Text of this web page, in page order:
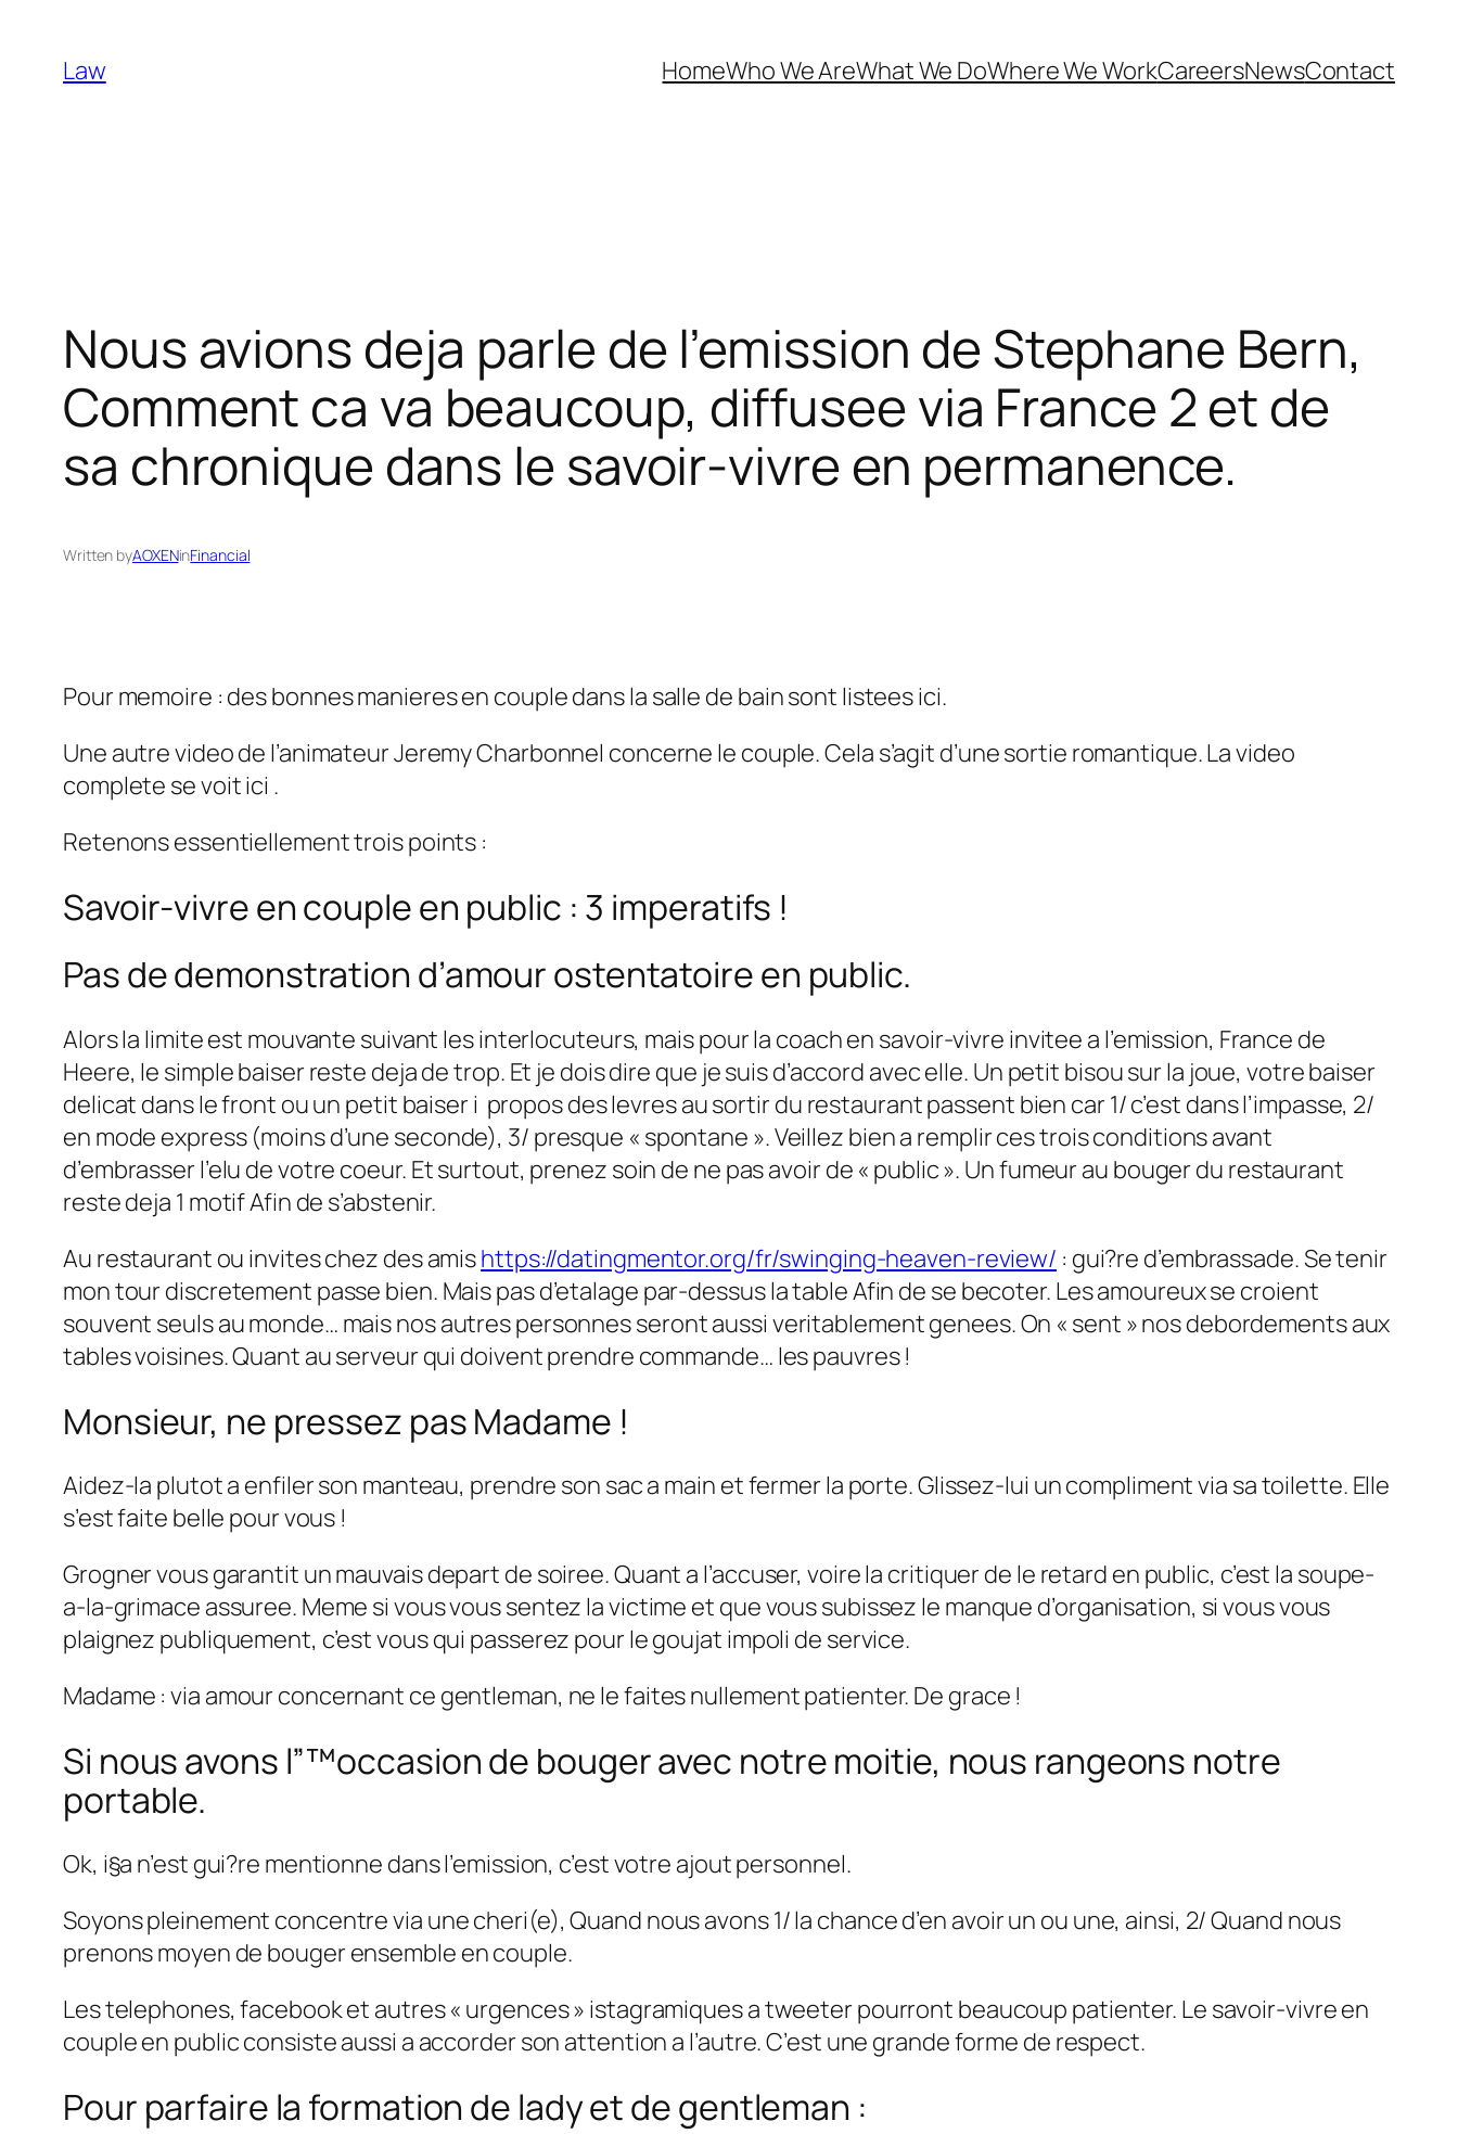
content
Law HomeWho We AreWhat We DoWhere We WorkCareersNewsContact
Nous avions deja parle de l’emission de Stephane Bern,
Comment ca va beaucoup, diffusee via France 2 et de
sa chronique dans le savoir-vivre en permanence.
Written byAOXENinFinancial
Pour memoire : des bonnes manieres en couple dans la salle de bain sont listees ici.
Une autre video de l’animateur Jeremy Charbonnel concerne le couple. Cela s’agit d’une sortie romantique. La video
complete se voit ici .
Retenons essentiellement trois points :
Savoir-vivre en couple en public : 3 imperatifs !
Pas de demonstration d’amour ostentatoire en public.
Alors la limite est mouvante suivant les interlocuteurs, mais pour la coach en savoir-vivre invitee a l’emission, France de
Heere, le simple baiser reste deja de trop. Et je dois dire que je suis d’accord avec elle. Un petit bisou sur la joue, votre baiser
delicat dans le front ou un petit baiser i propos des levres au sortir du restaurant passent bien car 1/ c’est dans l’impasse, 2/
en mode express (moins d’une seconde), 3/ presque « spontane ». Veillez bien a remplir ces trois conditions avant
d’embrasser l’elu de votre coeur. Et surtout, prenez soin de ne pas avoir de « public ». Un fumeur au bouger du restaurant
reste deja 1 motif Afin de s’abstenir.
Au restaurant ou invites chez des amishttps://datingmentor.org/fr/swinging-heaven-review/ : gui?re d’embrassade. Se tenir
mon tour discretement passe bien. Mais pas d’etalage par-dessus la table Afin de se becoter. Les amoureux se croient
souvent seuls au monde… mais nos autres personnes seront aussi veritablement genees. On « sent » nos debordements aux
tables voisines. Quant au serveur qui doivent prendre commande… les pauvres !
Monsieur, ne pressez pas Madame !
Aidez-la plutot a enfiler son manteau, prendre son sac a main et fermer la porte. Glissez-lui un compliment via sa toilette. Elle
s’est faite belle pour vous !
Grogner vous garantit un mauvais depart de soiree. Quant a l’accuser, voire la critiquer de le retard en public, c’est la soupe-
a-la-grimace assuree. Meme si vous vous sentez la victime et que vous subissez le manque d’organisation, si vous vous
plaignez publiquement, c’est vous qui passerez pour le goujat impoli de service.
Madame : via amour concernant ce gentleman, ne le faites nullement patienter. De grace !
Si nous avons l”™occasion de bouger avec notre moitie, nous rangeons notre
portable.
Ok, i§a n’est gui?re mentionne dans l’emission, c’est votre ajout personnel.
Soyons pleinement concentre via une cheri(e), Quand nous avons 1/ la chance d’en avoir un ou une, ainsi, 2/ Quand nous
prenons moyen de bouger ensemble en couple.
Les telephones, facebook et autres « urgences » istagramiques a tweeter pourront beaucoup patienter. Le savoir-vivre en
couple en public consiste aussi a accorder son attention a l’autre. C’est une grande forme de respect.
Pour parfaire la formation de lady et de gentleman :